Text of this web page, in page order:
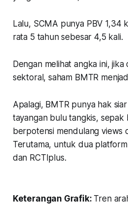
Lalu, SCMA punya PBV 1,34
rata 5 tahun sebesar 4,5 kali.
Dengan melihat angka ini,
sektoral, saham BMTR
Apalagi, BMTR punya hak
tayangan bulu tangkis, sepak
berpotensi mendulang views
Terutama, untuk dua
dan RCTIplus.
Keterangan Grafik: Tren